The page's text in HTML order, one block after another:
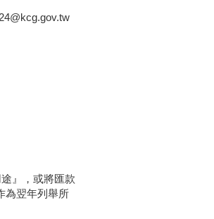
』，或將匯款
為翌年列舉所